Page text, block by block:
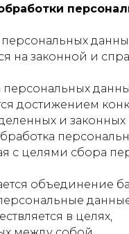
персональных
на законной и
персональных
достижением
и
с целями сбора
объединение
в целях,